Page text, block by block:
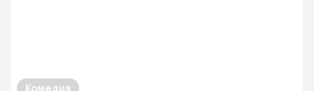
Комедия